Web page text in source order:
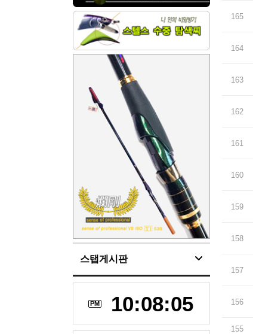
스탭게시판
PM 10:08:06
165
164
163
162
161
160
159
158
157
156
155